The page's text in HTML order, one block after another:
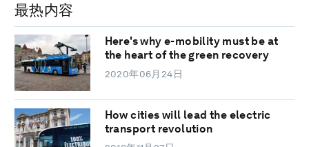
最热内容
Here's why e-mobility must be at
the heart of the green recovery
2020年06月24日
How cities will lead the electric
transport revolution